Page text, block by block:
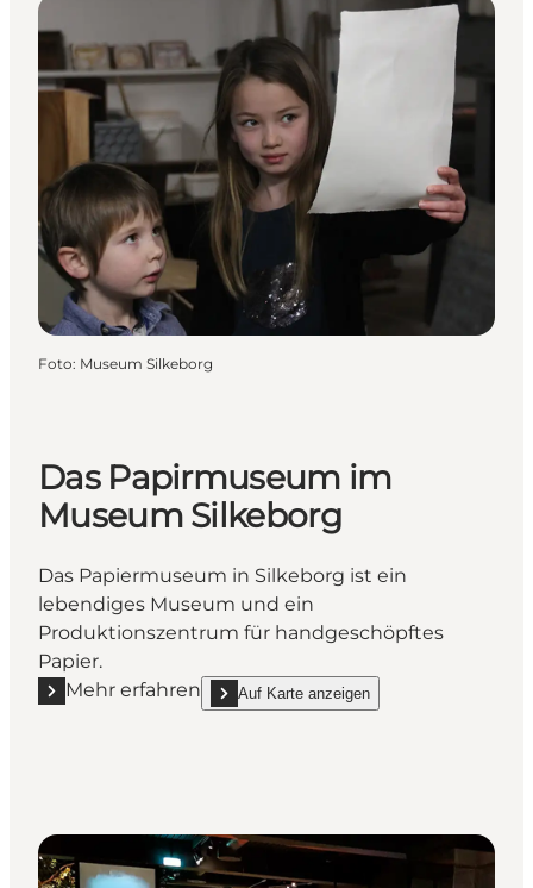
Foto: Museum Silkeborg
Das Papirmuseum im
Museum Silkeborg
Das Papiermuseum in Silkeborg ist ein
lebendiges Museum und ein
Produktionszentrum für handgeschöpftes
Papier.
Mehr erfahren
Mehr erfahren "Das Papirmuseum im Museum
Auf Karte anzeigen
show Das Papirmuseum im Museum